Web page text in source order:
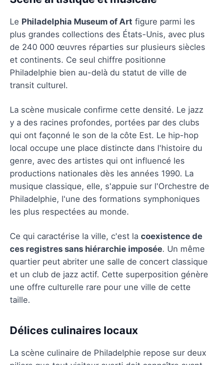
Le Philadelphia Museum of Art figure parmi les
plus grandes collections des États-Unis, avec plus
de 240 000 œuvres réparties sur plusieurs siècles
et continents. Ce seul chiffre positionne
Philadelphie bien au-delà du statut de ville de
transit culturel.
La scène musicale confirme cette densité. Le jazz
y a des racines profondes, portées par des clubs
qui ont façonné le son de la côte Est. Le hip-hop
local occupe une place distincte dans l'histoire du
genre, avec des artistes qui ont influencé les
productions nationales dès les années 1990. La
musique classique, elle, s'appuie sur l'Orchestre de
Philadelphie, l'une des formations symphoniques
les plus respectées au monde.
Ce qui caractérise la ville, c'est la coexistence de
ces registres sans hiérarchie imposée. Un même
quartier peut abriter une salle de concert classique
et un club de jazz actif. Cette superposition génère
une offre culturelle rare pour une ville de cette
taille.
Délices culinaires locaux
La scène culinaire de Philadelphie repose sur deux